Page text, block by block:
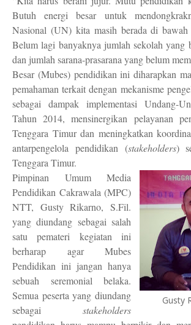
Butuh energi besar untuk
Nasional (UN) kita masih berada di bawah
Belum lagi banyaknya jumlah sekolah yang
dan jumlah sarana-prasarana yang belum
Besar (Mubes) pendidikan ini diharapkan
pemahaman terkait dengan mekanisme
sebagai dampak implementasi Undang-
Tahun 2014, mensinergikan pelayanan
Tenggara Timurdan meningkatkan
antarpengelola pendidikan (stakeholders)
Tenggara Timur.
Gusty
Pimpinan Umum Media
Pendidikan Cakrawala (MPC)
NTT, Gusty Rikarno, S.Fil.
yang diundang sebagai salah
satu pemateri kegiatan ini
berharap agar Mubes
Pendidikan ini jangan hanya
sebuah seremonial belaka.
Semua peserta yang diundang
sebagai stakeholders